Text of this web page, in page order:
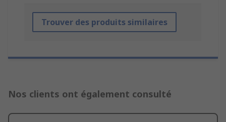
Trouver des produits similaires
Nos clients ont également consulté